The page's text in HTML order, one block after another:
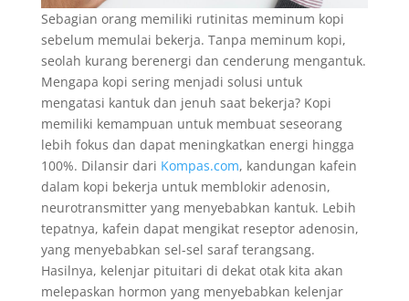
Sebagian orang memiliki rutinitas meminum kopi
sebelum memulai bekerja. Tanpa meminum kopi,
seolah kurang berenergi dan cenderung mengantuk.
Mengapa kopi sering menjadi solusi untuk
mengatasi kantuk dan jenuh saat bekerja? Kopi
memiliki kemampuan untuk membuat seseorang
lebih fokus dan dapat meningkatkan energi hingga
100%. Dilansir dari Kompas.com, kandungan kafein
dalam kopi bekerja untuk memblokir adenosin,
neurotransmitter yang menyebabkan kantuk. Lebih
tepatnya, kafein dapat mengikat reseptor adenosin,
yang menyebabkan sel-sel saraf terangsang.
Hasilnya, kelenjar pituitari di dekat otak kita akan
melepaskan hormon yang menyebabkan kelenjar